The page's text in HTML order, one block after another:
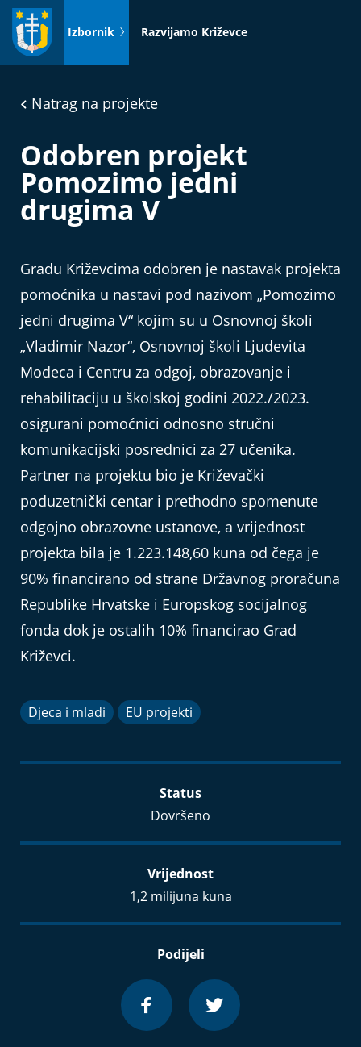
Idi
sadržaj
Izbornik Razvijamo Križevce
Natrag na projekte
Odobren projekt
Pomozimo jedni
drugima V
Gradu Križevcima odobren je nastavak projekta
pomoćnika u nastavi pod nazivom „Pomozimo
jedni drugima V“ kojim su u Osnovnoj školi
„Vladimir Nazor“, Osnovnoj školi Ljudevita
Modeca i Centru za odgoj, obrazovanje i
rehabilitaciju u školskoj godini 2022./2023.
osigurani pomoćnici odnosno stručni
komunikacijski posrednici za 27 učenika.
Partner na projektu bio je Križevački
poduzetnički centar i prethodno spomenute
odgojno obrazovne ustanove, a vrijednost
projekta bila je 1.223.148,60 kuna od čega je
90% financirano od strane Državnog proračuna
Republike Hrvatske i Europskog socijalnog
fonda dok je ostalih 10% financirao Grad
Križevci.
Djeca i mladi EU projekti
Status
Dovršeno
Vrijednost
1,2 milijuna kuna
Podijeli